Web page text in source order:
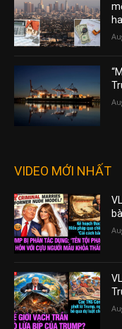
VIDEO MỚI NHẤT